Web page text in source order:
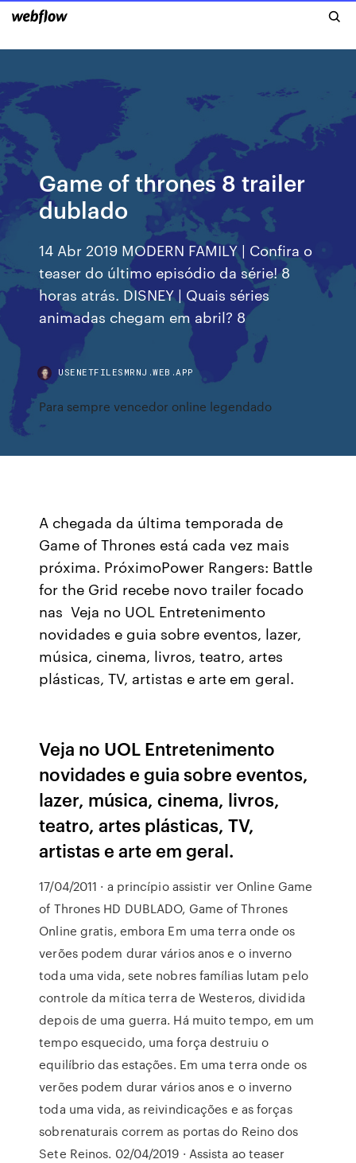
Game of thrones 8 trailer
dublado
14 Abr 2019 MODERN FAMILY | Confira o
teaser do último episódio da série! 8
horas atrás. DISNEY | Quais séries
animadas chegam em abril? 8
USENETFILESMRNJ.WEB.APP
Para sempre vencedor online legendado
A chegada da última temporada de
Game of Thrones está cada vez mais
próxima. PróximoPower Rangers: Battle
for the Grid recebe novo trailer focado
nas Veja no UOL Entretenimento
novidades e guia sobre eventos, lazer,
música, cinema, livros, teatro, artes
plásticas, TV, artistas e arte em geral.
Veja no UOL Entretenimento
novidades e guia sobre eventos,
lazer, música, cinema, livros,
teatro, artes plásticas, TV,
artistas e arte em geral.
17/04/2011 · a princípio assistir ver Online Game
of Thrones HD DUBLADO, Game of Thrones
Online gratis, embora Em uma terra onde os
verões podem durar vários anos e o inverno
toda uma vida, sete nobres famílias lutam pelo
controle da mítica terra de Westeros, dividida
depois de uma guerra. Há muito tempo, em um
tempo esquecido, uma força destruiu o
equilíbrio das estações. Em uma terra onde os
verões podem durar vários anos e o inverno
toda uma vida, as reivindicações e as forças
sobrenaturais correm as portas do Reino dos
Sete Reinos. 02/04/2019 · Assista ao teaser